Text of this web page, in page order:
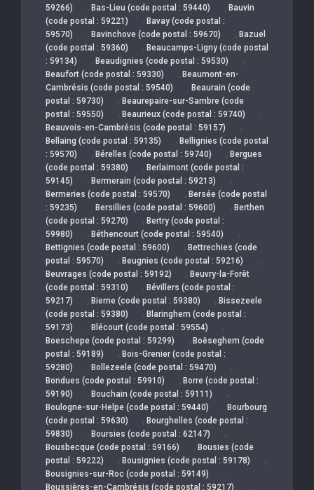
59266)
, Bas-Lieu (code postal : 59440) , Bauvin
(code postal : 59221)
, Bavay (code postal :
59570)
, Bavinchove (code postal : 59670) , Bazuel
(code postal : 59360)
, Beaucamps-Ligny (code postal
: 59134)
, Beaudignies (code postal : 59530) ,
Beaufort (code postal : 59330) , Beaumont-en-
Cambrésis (code postal : 59540)
, Beaurain (code
postal : 59730)
, Beaurepaire-sur-Sambre (code
postal : 59550)
, Beaurieux (code postal : 59740) ,
Beauvois-en-Cambrésis (code postal : 59157) ,
Bellaing (code postal : 59135) , Bellignies (code postal
: 59570)
, Bérelles (code postal : 59740) , Bergues
(code postal : 59380)
, Berlaimont (code postal :
59145)
, Bermerain (code postal : 59213) ,
Bermeries (code postal : 59570) , Bersée (code postal
: 59235)
, Bersillies (code postal : 59600) , Berthen
(code postal : 59270)
, Bertry (code postal :
59980)
, Béthencourt (code postal : 59540) ,
Bettignies (code postal : 59600) , Bettrechies (code
postal : 59570)
, Beugnies (code postal : 59216) ,
Beuvrages (code postal : 59192) , Beuvry-la-Forêt
(code postal : 59310)
, Bévillers (code postal :
59217)
, Bierne (code postal : 59380) , Bissezeele
(code postal : 59380)
, Blaringhem (code postal :
59173)
, Blécourt (code postal : 59554) ,
Boeschepe (code postal : 59299) , Boëseghem (code
postal : 59189)
, Bois-Grenier (code postal :
59280)
, Bollezeele (code postal : 59470) ,
Bondues (code postal : 59910) , Borre (code postal :
59190)
, Bouchain (code postal : 59111) ,
Boulogne-sur-Helpe (code postal : 59440) , Bourbourg
(code postal : 59630)
, Bourghelles (code postal :
59830)
, Boursies (code postal : 62147) ,
Bousbecque (code postal : 59166) , Bousies (code
postal : 59222)
, Bousignies (code postal : 59178) ,
Bousignies-sur-Roc (code postal : 59149) ,
Boussières-en-Cambrésis (code postal : 59217) ,